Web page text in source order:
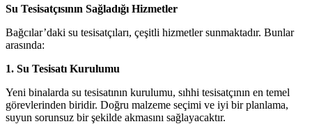
Su Tesisatçısının Sağladığı Hizmetler
Bağcılar’daki su tesisatçıları, çeşitli hizmetler sunmaktadır. Bunlar
arasında:
1. Su Tesisatı Kurulumu
Yeni binalarda su tesisatının kurulumu, sıhhi tesisatçının en temel
görevlerinden biridir. Doğru malzeme seçimi ve iyi bir planlama,
suyun sorunsuz bir şekilde akmasını sağlayacaktır.